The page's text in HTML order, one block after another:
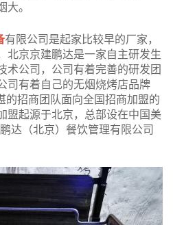
大。
有限公司是起家比较早的厂家，
北京京建鹏达是一家自主研发生
术公司，公司有着完善的研发团
司有着自己的无烟烧烤店品牌
的招商团队面向全国招商加盟的
盟起源于北京，总部设在中国美
达（北京）餐饮管理有限公司